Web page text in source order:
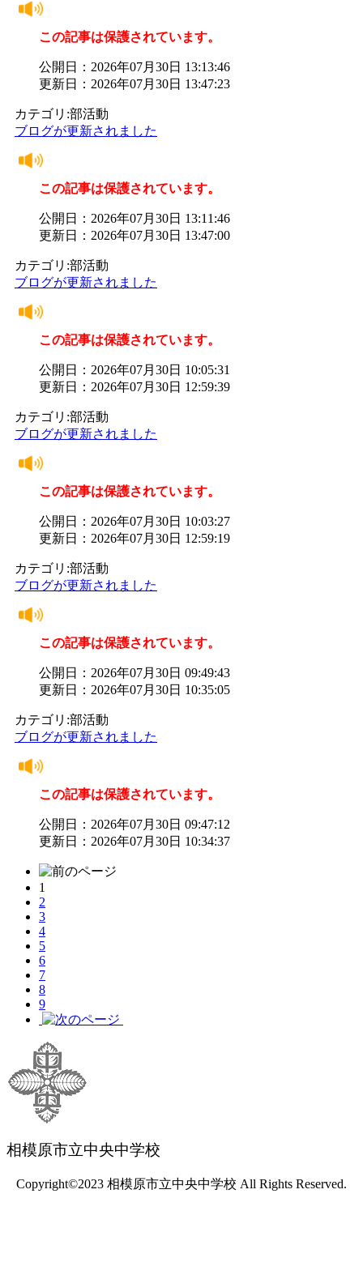
この記事は保護されています。
公開日：2026年07月30日 13:13:46
更新日：2026年07月30日 13:47:23
カテゴリ:部活動
ブログが更新されました
この記事は保護されています。
公開日：2026年07月30日 13:11:46
更新日：2026年07月30日 13:47:00
カテゴリ:部活動
ブログが更新されました
この記事は保護されています。
公開日：2026年07月30日 10:05:31
更新日：2026年07月30日 12:59:39
カテゴリ:部活動
ブログが更新されました
この記事は保護されています。
公開日：2026年07月30日 10:03:27
更新日：2026年07月30日 12:59:19
カテゴリ:部活動
ブログが更新されました
この記事は保護されています。
公開日：2026年07月30日 09:49:43
更新日：2026年07月30日 10:35:05
カテゴリ:部活動
ブログが更新されました
この記事は保護されています。
公開日：2026年07月30日 09:47:12
更新日：2026年07月30日 10:34:37
1
2
3
4
5
6
7
8
9
相模原市立中央中学校
Copyright©2023 相模原市立中央中学校 All Rights Reserved.